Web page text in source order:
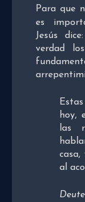
Para que
es
Jesús
verdad
hoy,
las
al